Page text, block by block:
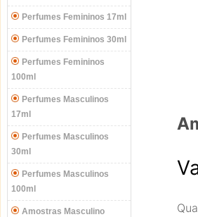
Perfumes Femininos 17ml
Perfumes Femininos 30ml
Perfumes Femininos
100ml
Perfumes Masculinos
17ml
Perfumes Masculinos
30ml
Perfumes Masculinos
100ml
Amostras Masculino